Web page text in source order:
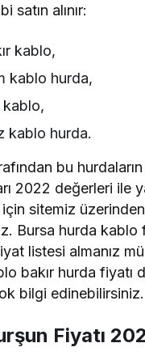
satın alınır:
kablo,
kablo hurda,
kablo,
kablo hurda.
bu hurdaların
2022 değerleri ile
için sitemiz
Bursa hurda kablo
listesi almanız
bakır hurda fiyatı
bilgi edinebilirsiniz.
Fiyatı